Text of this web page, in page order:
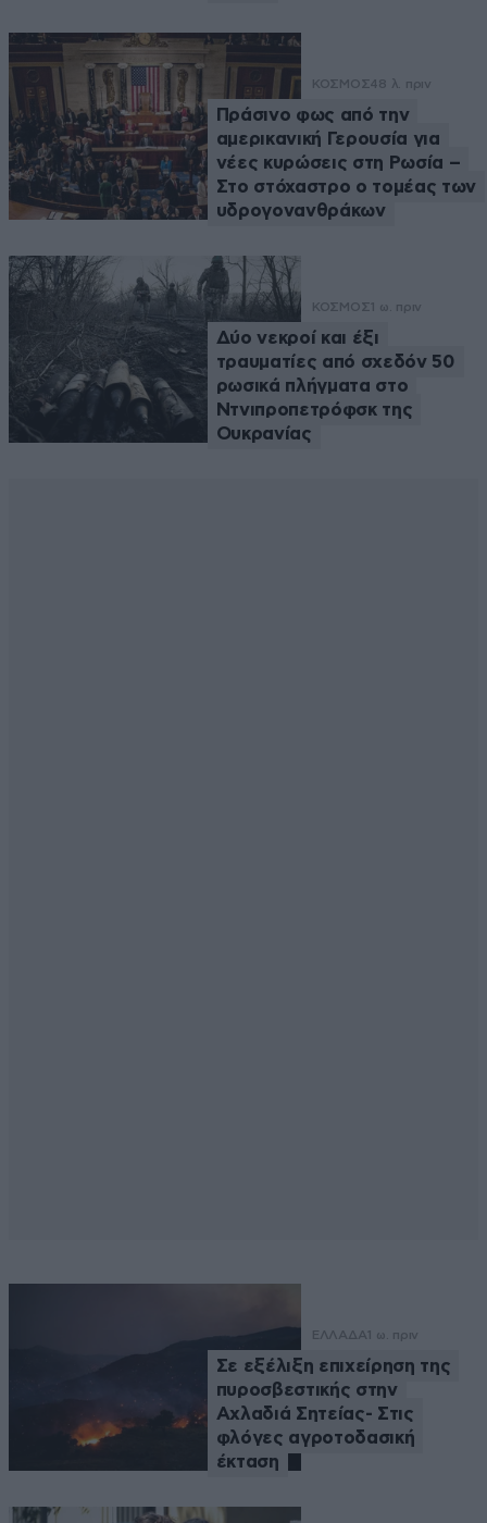
ΚΟΣΜΟΣ48 λ. πριν
Πράσινο φως από την
αμερικανική Γερουσία για
νέες κυρώσεις στη Ρωσία –
Στο στόχαστρο ο τομέας των
υδρογονανθράκων
ΚΟΣΜΟΣ 1 ω. πριν
Δύο νεκροί και έξι
τραυματίες από σχεδόν 50
ρωσικά πλήγματα στο
Ντνιπροπετρόφσκ της
Ουκρανίας
ΕΛΛΑΔΑ 1 ω. πριν
Σε εξέλιξη επιχείρηση της
πυροσβεστικής στην
Αχλαδιά Σητείας- Στις
φλόγες αγροτοδασική
έκταση